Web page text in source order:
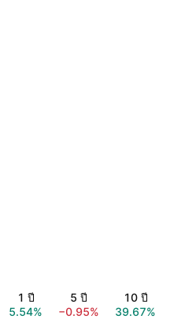
1 ปี
5.54%
5 ปี
−0.95%
10 ปี
39.67%